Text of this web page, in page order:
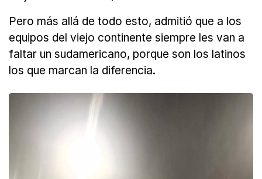
Pero más allá de todo esto, admitió que a los
equipos del viejo continente siempre les van a
faltar un sudamericano, porque son los latinos
los que marcan la diferencia.